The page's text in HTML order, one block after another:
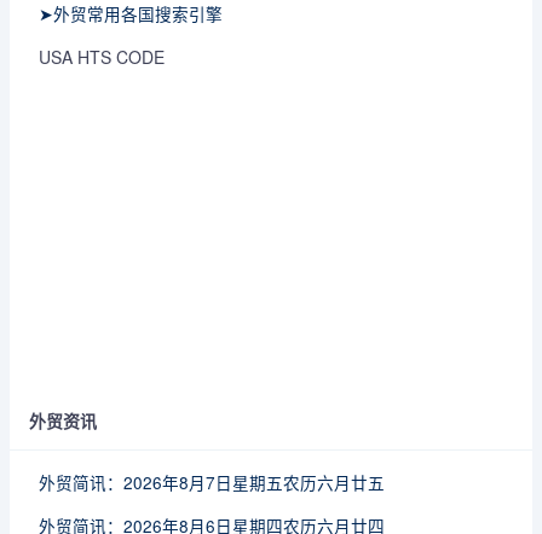
➤外贸常用各国搜索引擎
USA HTS CODE
外贸资讯
外贸简讯：2026年8月7日星期五农历六月廿五
外贸简讯：2026年8月6日星期四农历六月廿四